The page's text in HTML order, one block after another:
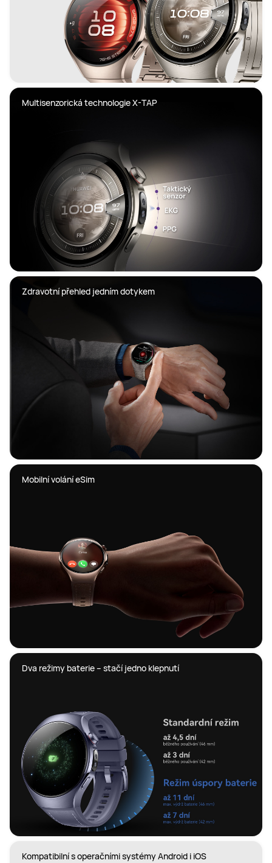
Multisenzorická technologie X-TAP
Zdravotní přehled jedním dotykem
Dva režimy baterie – stačí jedno klepnutí
Kompatibilní s operačními systémy Android i iOS